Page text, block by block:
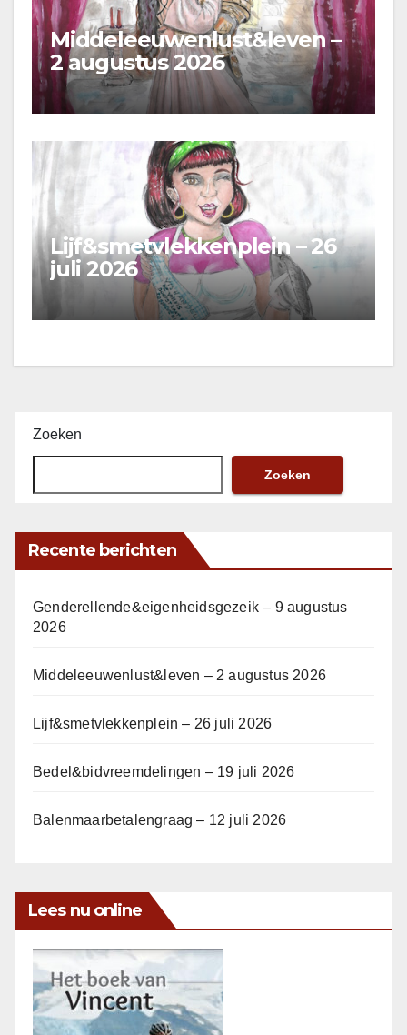
Middeleeuwenlust&leven –
2 augustus 2026
Lijf&smetvlekkenplein – 26
juli 2026
Zoeken
Zoeken
Recente berichten
Genderellende&eigenheidsgezeik – 9 augustus
2026
Middeleeuwenlust&leven – 2 augustus 2026
Lijf&smetvlekkenplein – 26 juli 2026
Bedel&bidvreemdelingen – 19 juli 2026
Balenmaarbetalengraag – 12 juli 2026
Lees nu online